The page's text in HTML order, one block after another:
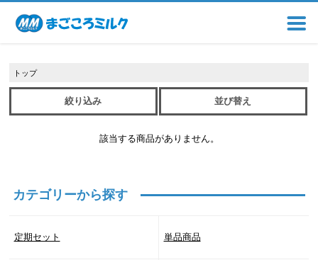
トップ
絞り込み 並び替え
該当する商品がありません。
カテゴリーから探す
定期セット 単品商品